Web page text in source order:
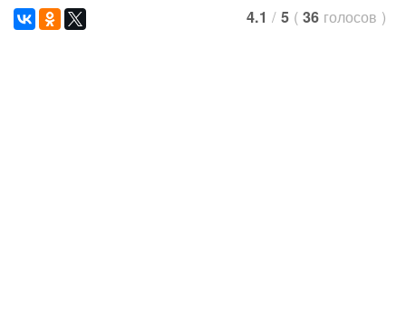
4.1 / 5 ( 36 голосов )